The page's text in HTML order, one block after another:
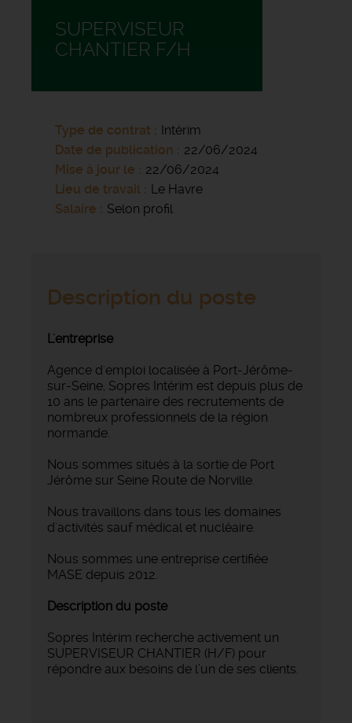
SUPERVISEUR
CHANTIER F/H
Type de contrat
Intérim
Date de publication
22/06/2024
Mise à jour le
22/06/2024
Lieu de travail
Le Havre
Salaire
Selon profil
Description du poste
L'entreprise
Agence d'emploi localisée à Port-Jérôme-
sur-Seine, Sopres Intérim est depuis plus de
10 ans le partenaire des recrutements de
nombreux professionnels de la région
normande.
Nous sommes situés à la sortie de Port
Jérôme sur Seine Route de Norville.
Nous travaillons dans tous les domaines
d'activités sauf médical et nucléaire.
Nous sommes une entreprise certifiée
MASE depuis 2012.
Description du poste
Sopres Intérim recherche activement un
SUPERVISEUR CHANTIER (H/F) pour
répondre aux besoins de l’un de ses clients.